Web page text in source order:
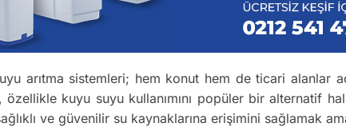
arıtma sistemleri; hem konut hem de ticari alanlar
kuyu suyu kullanımını popüler bir alternatif
ve güvenilir su kaynaklarına erişimini sağlamak